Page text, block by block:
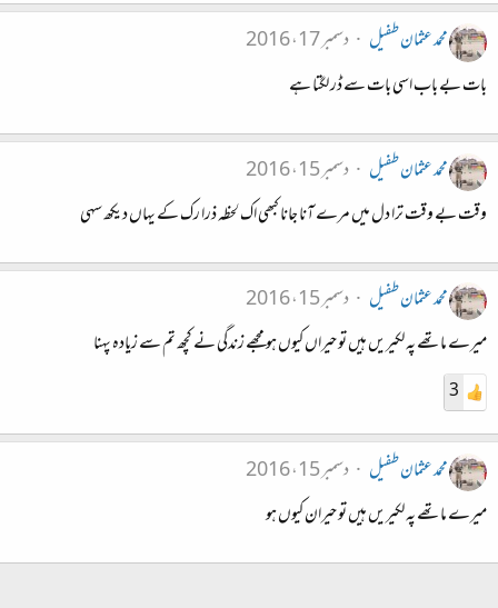
محمد عثمان طفیل
دسمبر 17، 2016
بات بے باب اسی بات سے ڈر لگتا ہے
محمد عثمان طفیل
دسمبر 15، 2016
وقت بے وقت ترا دل میں مرے آنا جانا کبھی اک لحظہ ذرا رک کے یہاں دیکھ سہی
محمد عثمان طفیل
دسمبر 15، 2016
میرے ماتھے پہ لکیریں ہیں تو حیراں کیوں ہو مجھے زندگی نے کچھ تم سے زیادہ پہنا
3
محمد عثمان طفیل
دسمبر 15، 2016
میرے ماتھے پہ لکیریں ہیں تو حیران کیوں ہو